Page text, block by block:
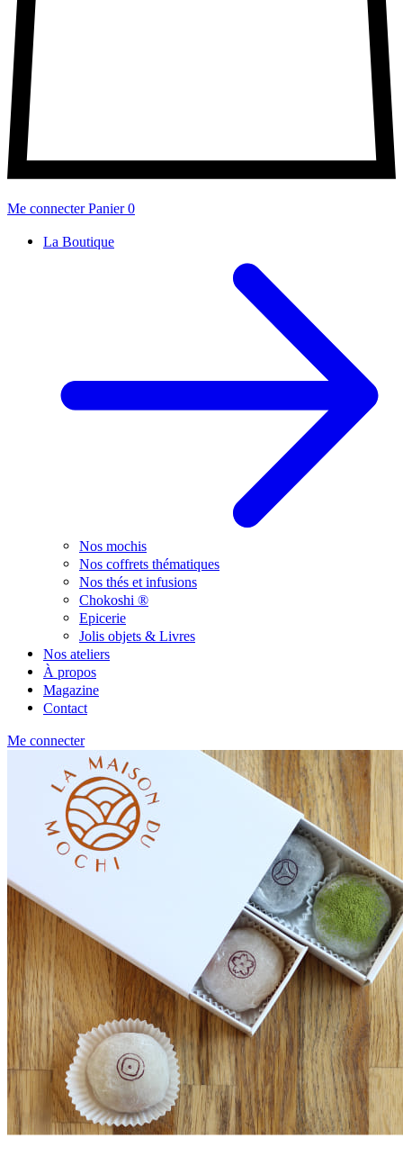
Me connecterPanier0
La Boutique
Nos mochis
Nos coffrets thématiques
Nos thés et infusions
Chokoshi ®
Epicerie
Jolis objets & Livres
Nos ateliers
À propos
Magazine
Contact
Me connecter